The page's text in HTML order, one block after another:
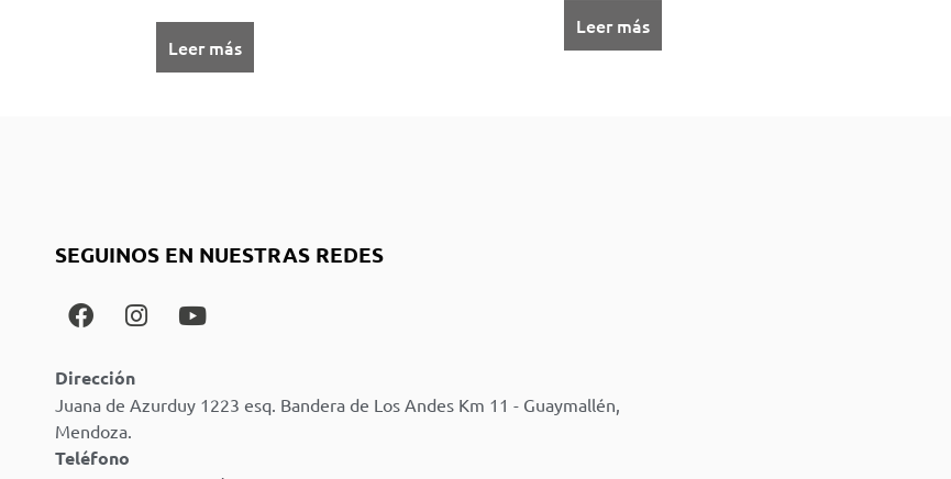
Leer más
Leer más
SEGUINOS EN NUESTRAS REDES
Dirección
Juana de Azurduy 1223 esq. Bandera de Los Andes Km 11 - Guaymallén,
Mendoza.
Teléfono